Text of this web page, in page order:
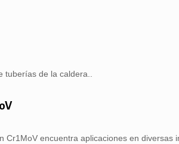
de la caldera..
encuentra aplicaciones en diversas